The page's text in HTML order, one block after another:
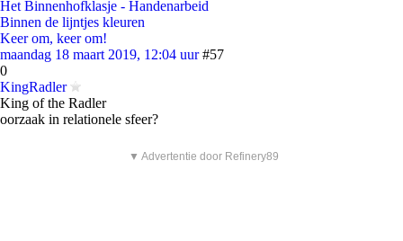
Het Binnenhofklasje - Handenarbeid
Binnen de lijntjes kleuren
Keer om, keer om!
maandag 18 maart 2019, 12:04 uur #57
0
KingRadler
King of the Radler
oorzaak in relationele sfeer?
▼ Advertentie door Refinery89